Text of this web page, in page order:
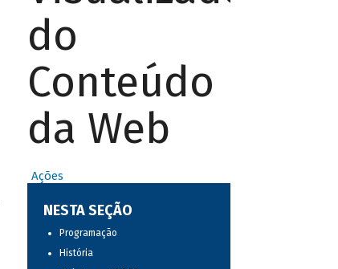
do
Conteúdo
da Web
Ações
NESTA SEÇÃO
Programação
História